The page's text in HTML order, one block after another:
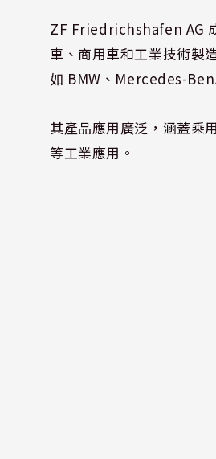
ZF Friedrichshafen AG
車、商用車和工業技術製
如 BMW、Mercedes-
其產品應用廣泛，涵蓋乘
等工業應用。